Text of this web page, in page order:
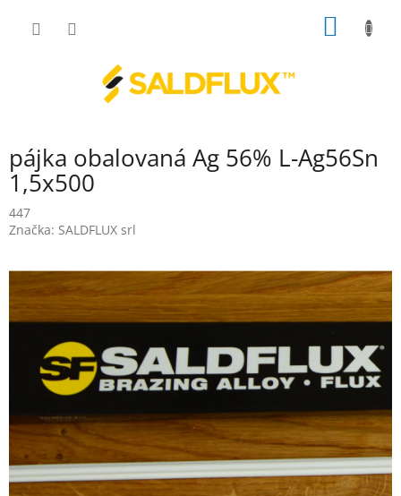
pájka obalovaná Ag 56% L-Ag56Sn
1,5x500
447
Značka: SALDFLUX srl